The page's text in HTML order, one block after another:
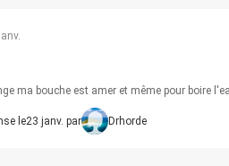
ma bouche est amer et même pour boire
le23 janv. par Drhorde